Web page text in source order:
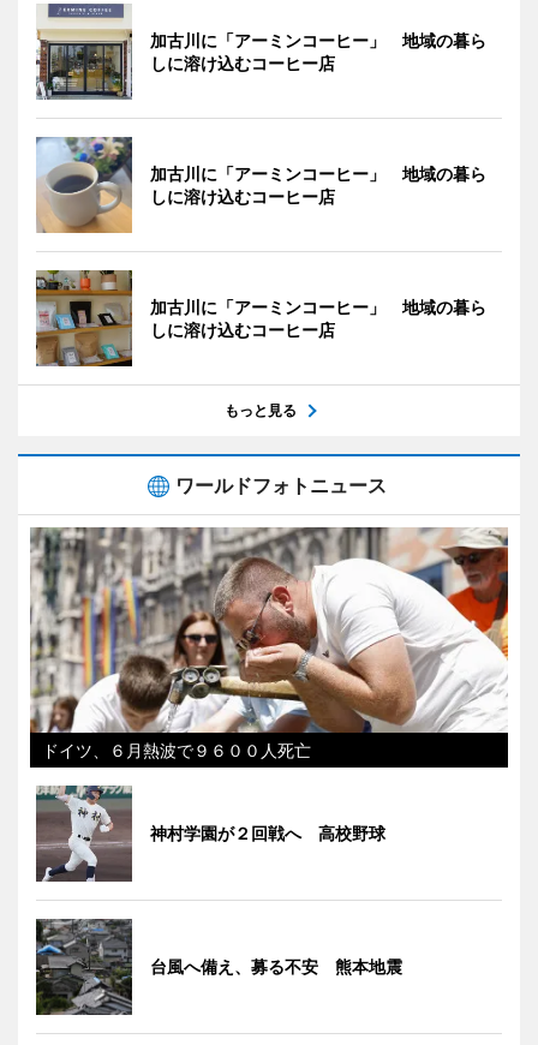
加古川に「アーミンコーヒー」 地域の暮ら
しに溶け込むコーヒー店
加古川に「アーミンコーヒー」 地域の暮ら
しに溶け込むコーヒー店
加古川に「アーミンコーヒー」 地域の暮ら
しに溶け込むコーヒー店
もっと見る
ワールドフォトニュース
ドイツ、６月熱波で９６００人死亡
神村学園が２回戦へ 高校野球
台風へ備え、募る不安 熊本地震